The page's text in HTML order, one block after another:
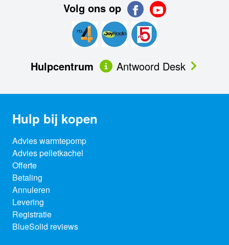
Volg ons op
Hulpcentrum Antwoord Desk
Hulp bij kopen
Advies warmtepomp
Advies pelletkachel
Offerte
Betaling
Annuleren
Levering
Registratie
BlueSolid reviews